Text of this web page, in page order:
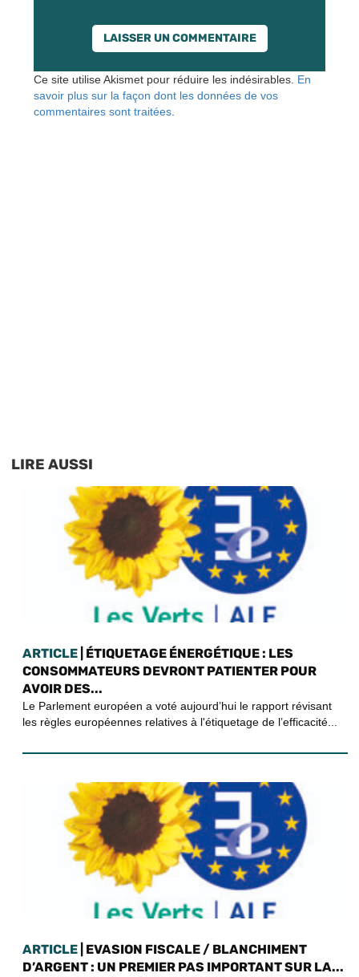
Ce site utilise Akismet pour réduire les indésirables. En
savoir plus sur la façon dont les données de vos
commentaires sont traitées
LIRE AUSSI
ARTICLE | ÉTIQUETAGE ÉNERGÉTIQUE : LES
CONSOMMATEURS DEVRONT PATIENTER POUR
AVOIR DES...
Le Parlement européen a voté aujourd’hui le rapport révisant
les règles européennes relatives à l'étiquetage de l’efficacité...
ARTICLE | EVASION FISCALE / BLANCHIMENT
D’ARGENT : UN PREMIER PAS IMPORTANT SUR LA...